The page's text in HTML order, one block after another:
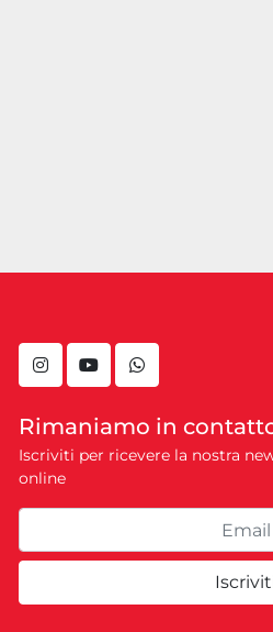
instagramyoutubewhatsapp
Rimaniamo in
Iscriviti per ricevere la nostra
online